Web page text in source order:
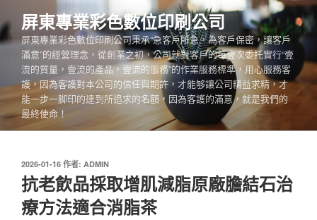
至
主
容
屏東專業彩色數位印刷公司
屏東專業彩色數位印刷公司秉承“急客戶所急，為客戶保密，讓客戶
滿意”的經營理念，從創業之初，公司就對客戶的每壹次委托實行“壹
流的質量，壹流的產品，壹流的服務”的作業服務標準，用心服務客
護，因為客護對本公司的信任與期許，才能够讓公司精益求精，才
能一步一脚印的達到所追求的名額，因為客護的滿意，就是我們的
最終使命！
發
佈
於
2026-01-16 作者: ADMIN
抗老飲品採取增肌減脂原廠膽結石治
療方法適合消脂茶